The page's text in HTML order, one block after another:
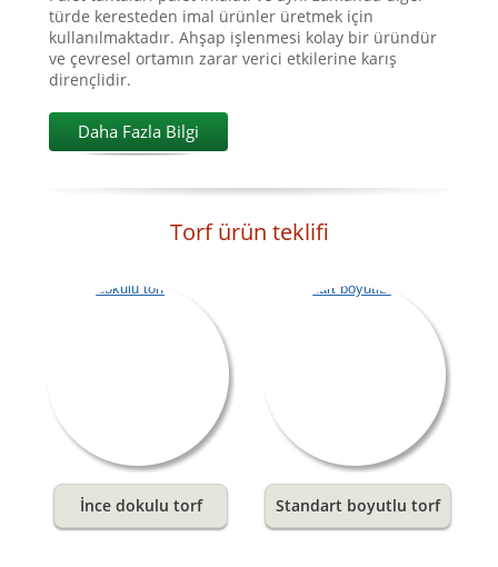
türde keresteden imal ürünler üretmek için
kullanılmaktadır. Ahşap işlenmesi kolay bir üründür
ve çevresel ortamın zarar verici etkilerine karış
dirençlidir.
Daha Fazla Bilgi
Torf ürün teklifi
İnce dokulu torf Standart boyutlu torf